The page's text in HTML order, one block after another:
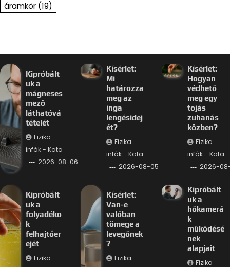
áramkör (19)
Kipróbált
uk a
mágneses
mező
láthatóvá
tételét
Fizika
infók - Kata
2026-08-06
Kísérlet:
Mi
határozza
meg az
inga
lengésidej
ét?
Fizika
infók - Kata
2026-08-05
Kísérlet:
Hogyan
védhető
meg egy
tojás
zuhanás
közben?
Fizika
infók - Kata
2026-
Kipróbált
uk a
folyadéko
k
felhajtóer
ejét
Fizika
Kísérlet:
Van-e
valóban
tömege a
levegőnek
?
Fizika
Kipróbált
uk a
hőkamerá
k
működésé
nek
alapjait
Fizika